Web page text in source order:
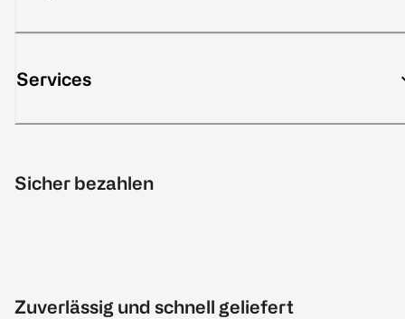
Services
Sicher bezahlen
Zuverlässig und schnell geliefert